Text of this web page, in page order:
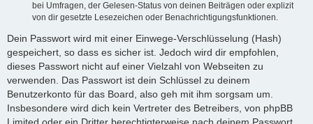
bei Umfragen, der Gelesen-Status von deinen Beiträgen oder explizit
von dir gesetzte Lesezeichen oder Benachrichtigungsfunktionen.
Dein Passwort wird mit einer Einwege-Verschlüsselung (Hash)
gespeichert, so dass es sicher ist. Jedoch wird dir empfohlen,
dieses Passwort nicht auf einer Vielzahl von Webseiten zu
verwenden. Das Passwort ist dein Schlüssel zu deinem
Benutzerkonto für das Board, also geh mit ihm sorgsam um.
Insbesondere wird dich kein Vertreter des Betreibers, von phpBB